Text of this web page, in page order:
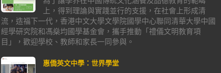
上，得到理論與實踐並行的支援，在社會上形成清
流，造福下一代，香港中文大學文學院國學中心聯同清華大學中國
經學研究院和馮燊均國學基金會，攜手推動「禮儀文明教育項
目」，歡迎學校、教師和家長一同參與。
惠僑英文中學：世界學堂